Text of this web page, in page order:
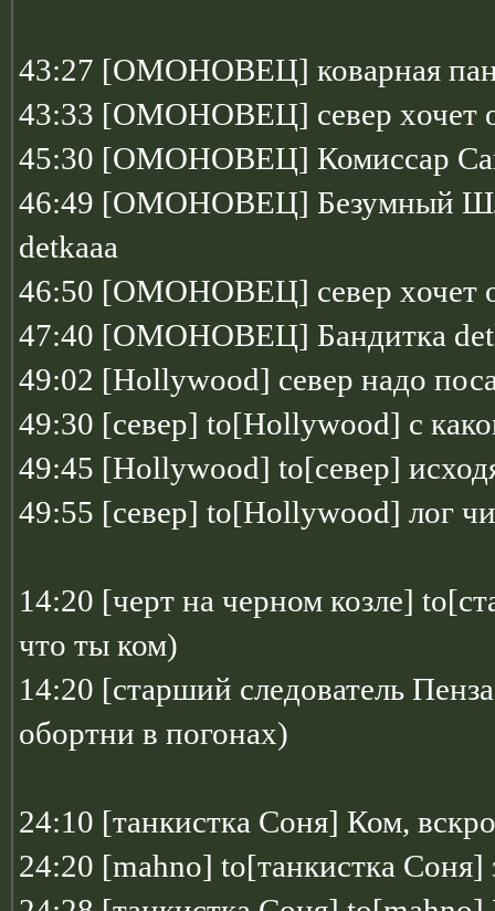
43:27 [ОМОНОВЕЦ] коварная
43:33 [ОМОНОВЕЦ] север xочет
45:30 [ОМОНОВЕЦ] Комиcсар
46:49 [ОМОНОВЕЦ] Безумный
detkaaa
46:50 [ОМОНОВЕЦ] север xочет
47:40 [ОМОНОВЕЦ] Бандитка
49:02 [Hollywood] север надо
49:30 [север] to[Hollywood] с
49:45 [Hollywood] to[север]
49:55 [север] to[Hollywood] лог
14:20 [черт на черном козле]
что ты ком)
14:20 [старший следователь
обортни в погонах)
24:10 [танкистка Соня] Ком,
24:20 [mahno] to[танкистка Соня]